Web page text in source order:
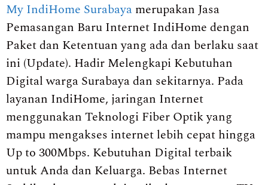
My IndiHome Surabaya merupakan Jasa
Pemasangan Baru Internet IndiHome dengan
Paket dan Ketentuan yang ada dan berlaku saat
ini (Update). Hadir Melengkapi Kebutuhan
Digital warga Surabaya dan sekitarnya. Pada
layanan IndiHome, jaringan Internet
menggunakan Teknologi Fiber Optik yang
mampu mengakses internet lebih cepat hingga
Up to 300Mbps. Kebutuhan Digital terbaik
untuk Anda dan Keluarga. Bebas Internet